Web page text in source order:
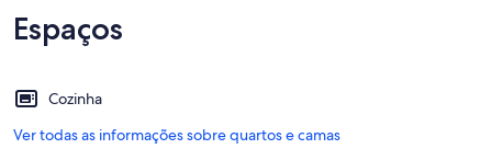
Espaços
Cozinha
Ver todas as informações sobre quartos e camas